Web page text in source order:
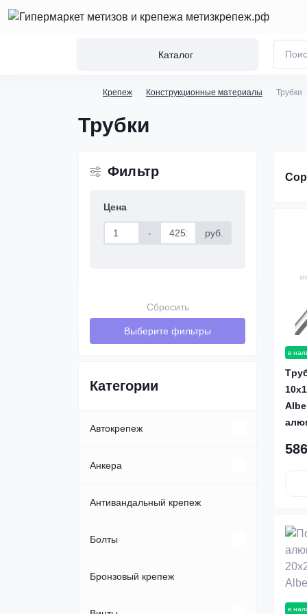
Каталог
Крепеж Конструкционные материалы Трубки
Трубки
Фильтр
Цена
- руб.
Сбросить
Выберите фильтры
Категории
Автокрепеж
Клипсы, пистоны
Пластиковые автозаклепки
Анкера
Анкер-болт
Анкер-клин
Анкер-шпилька
Антивандальный крепеж
Болты
Автомобильные
Бронзовый крепеж
в
в